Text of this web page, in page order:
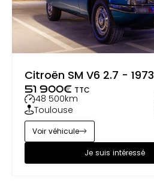
Citroën SM V6 2.7 - 1973
51 900€ TTC
48 500km
Toulouse
Je suis intéressé
Voir véhicule